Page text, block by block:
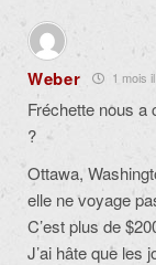
Weber 1 mois
Fréchette nous a
?
Ottawa,
elle ne voyage
C’est plus de
J’ai hâte que les